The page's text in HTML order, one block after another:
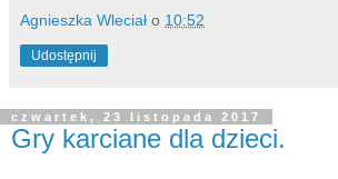
Agnieszka Wleciał o 10:52
Udostępnij
czwartek, 23 listopada 2017
Gry karciane dla dzieci.